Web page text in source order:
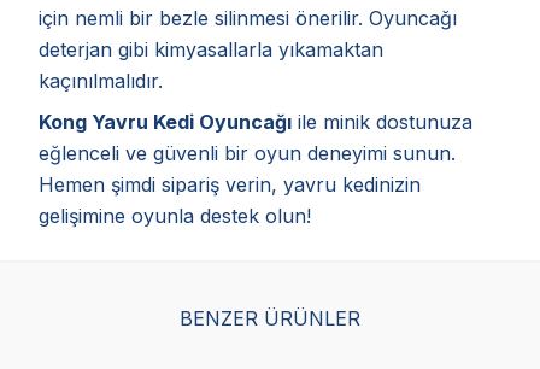
için nemli bir bezle silinmesi önerilir. Oyuncağı
deterjan gibi kimyasallarla yıkamaktan
kaçınılmalıdır.
Kong Yavru Kedi Oyuncağı ile minik dostunuza
eğlenceli ve güvenli bir oyun deneyimi sunun.
Hemen şimdi sipariş verin, yavru kedinizin
gelişimine oyunla destek olun!
BENZER ÜRÜNLER